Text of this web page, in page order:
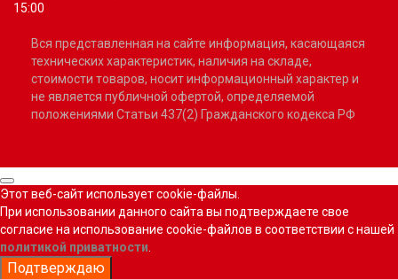
15:00
Вся представленная на сайте информация, касающаяся
технических характеристик, наличия на складе,
стоимости товаров, носит информационный характер и
не является публичной офертой, определяемой
положениями Статьи 437(2) Гражданского кодекса РФ
Этот веб-сайт использует cookie-файлы.
При использовании данного сайта вы подтверждаете свое
согласие на использование cookie-файлов в соответствии с нашей
политикой приватности
Подтверждаю